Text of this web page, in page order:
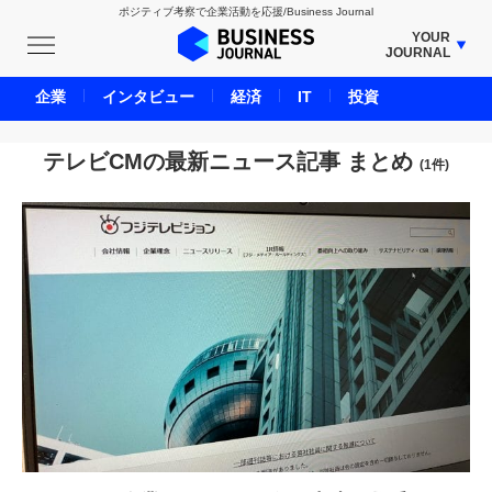
ポジティブ考察で企業活動を応援/Business Journal
YOUR
JOURNAL
BUSINESS JOURNAL
UNICORN JOURNAL
CARBON CREDITS JOURNAL
ENERGY MANAGEMENT JOURNAL
INBOUND JOURNAL
LIFE ENDING JOURNAL
AI JOURNAL
REAL ESTATE BROKERAGE JOURNAL
SMART MARKETING JOURNAL
BPaaS JOURNAL
ADOPTABLE DOG JOURNAL
テレビCMの最新ニュース記事 まとめ (1件)
企業 インタビュー 経済 IT 投資